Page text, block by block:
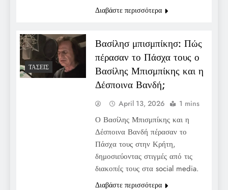
Διαβάστε περισσότερα
ΤΆΣΕΙΣ
Βασίλησ μπισμπίκησ: Πώς
πέρασαν το Πάσχα τους ο
Βασίλης Μπισμπίκης και η
Δέσποινα Βανδή;
April 13, 2026 1 mins
Ο Βασίλης Μπισμπίκης και η
Δέσποινα Βανδή πέρασαν το
Πάσχα τους στην Κρήτη,
δημοσιεύοντας στιγμές από τις
διακοπές τους στα social media.
Διαβάστε περισσότερα